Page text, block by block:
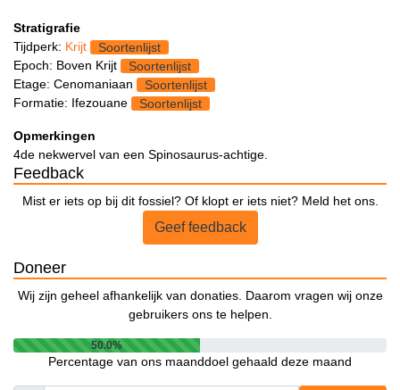
Stratigrafie
Tijdperk: Krijt
Soortenlijst
Epoch: Boven Krijt
Soortenlijst
Etage: Cenomaniaan
Soortenlijst
Formatie: Ifezouane
Soortenlijst
Opmerkingen
4de nekwervel van een Spinosaurus-achtige.
Feedback
Mist er iets op bij dit fossiel? Of klopt er iets niet? Meld het ons.
Geef feedback
Doneer
Wij zijn geheel afhankelijk van donaties. Daarom vragen wij onze
gebruikers ons te helpen.
50.0%
Percentage van ons maanddoel gehaald deze maand